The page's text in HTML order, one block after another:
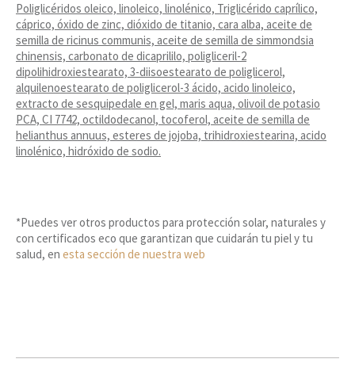
Poliglicéridos oleico, linoleico, linolénico, Triglicérido caprílico,
cáprico, óxido de zinc, dióxido de titanio, cara alba, aceite de
semilla de ricinus communis, aceite de semilla de simmondsia
chinensis, carbonato de dicaprililo, poligliceril-2
dipolihidroxiestearato, 3-diisoestearato de poliglicerol,
alquilenoestearato de poliglicerol-3 ácido, acido linoleico,
extracto de sesquipedale en gel, maris aqua, olivoil de potasio
PCA, CI 7742, octildodecanol, tocoferol, aceite de semilla de
helianthus annuus, esteres de jojoba, trihidroxiestearina, acido
linolénico, hidróxido de sodio.
*Puedes ver otros productos para protección solar, naturales y
con certificados eco que garantizan que cuidarán tu piel y tu
salud, en esta sección de nuestra web